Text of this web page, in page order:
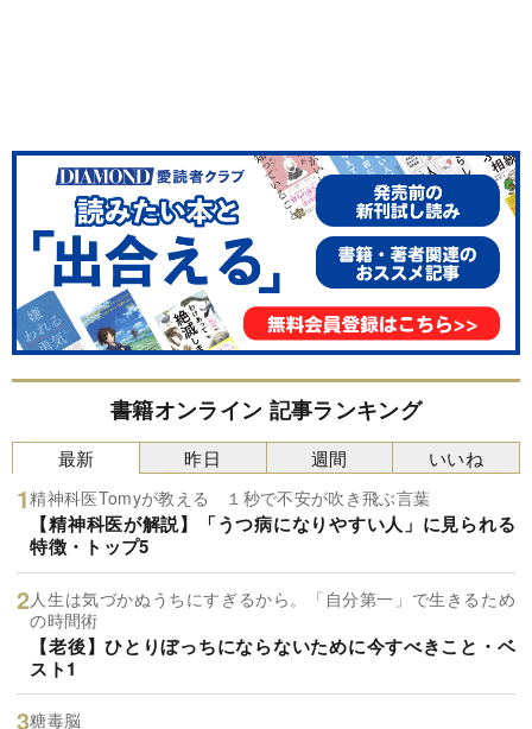
書籍オンライン 記事ランキング
最新
精神科医Tomyが教える １秒で不安が吹き飛ぶ言葉
【精神科医が解説】「うつ病になりやすい人」に見られる
特徴・トップ5
人生は気づかぬうちにすぎるから。「自分第一」で生きるため
の時間術
【老後】ひとりぼっちにならないために今すべきこと・ベ
スト1
糖毒脳
昨日 週間 いいね